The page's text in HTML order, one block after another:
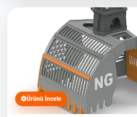
Ürünü İncele